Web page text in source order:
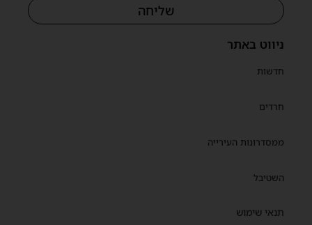
ניווט באתר
חדשות
חרדים
ממסדרונות העירייה
השטיבל
תנאי שימוש
שליחה